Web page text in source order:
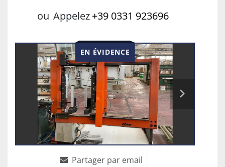
ou Appelez+39 0331 923696
EN ÉVIDENCE
Partager par email